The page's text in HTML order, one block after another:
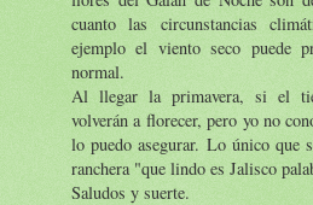
cuanto las circunstancias
ejemplo el viento seco puede
normal.
Al llegar la primavera, si el
volverán a florecer, pero yo no
lo puedo asegurar. Lo único que
ranchera "que lindo es Jalisco
Saludos y suerte.